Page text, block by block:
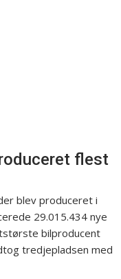
flest
blev produceret i
29.015.434 nye
bilproducent
tredjepladsen med